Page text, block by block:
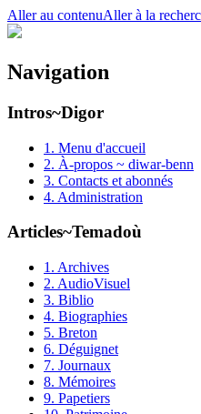
Aller au contenuAller à la
Navigation
Intros~Digor
1. Menu d'accueil
2. À-propos ~ diwar-benn
3. Contacts et abonnés
4. Administration
Articles~Temadoù
1. Archives
2. AudioVisuel
3. Biblio
4. Biographies
5. Breton
6. Déguignet
7. Journaux
8. Mémoires
9. Papetiers